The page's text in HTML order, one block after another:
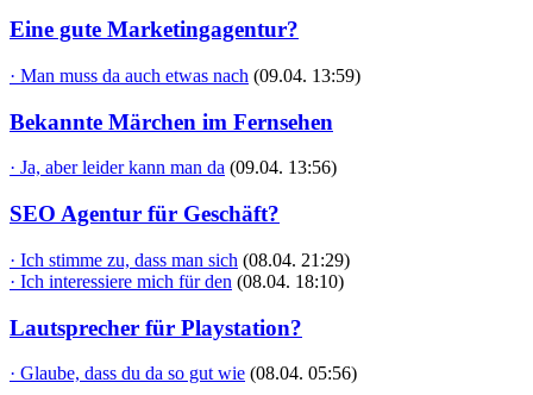
Eine gute Marketingagentur?
· Man muss da auch etwas nach (09.04. 13:59)
Bekannte Märchen im Fernsehen
· Ja, aber leider kann man da (09.04. 13:56)
SEO Agentur für Geschäft?
· Ich stimme zu, dass man sich (08.04. 21:29)
· Ich interessiere mich für den (08.04. 18:10)
Lautsprecher für Playstation?
· Glaube, dass du da so gut wie (08.04. 05:56)